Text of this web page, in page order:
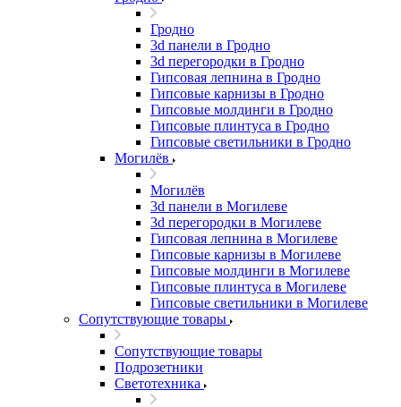
Гродно
3d панели в Гродно
3d перегородки в Гродно
Гипсовая лепнина в Гродно
Гипсовые карнизы в Гродно
Гипсовые молдинги в Гродно
Гипсовые плинтуса в Гродно
Гипсовые светильники в Гродно
Могилёв
Могилёв
3d панели в Могилеве
3d перегородки в Могилеве
Гипсовая лепнина в Могилеве
Гипсовые карнизы в Могилеве
Гипсовые молдинги в Могилеве
Гипсовые плинтуса в Могилеве
Гипсовые светильники в Могилеве
Сопутствующие товары
Сопутствующие товары
Подрозетники
Светотехника